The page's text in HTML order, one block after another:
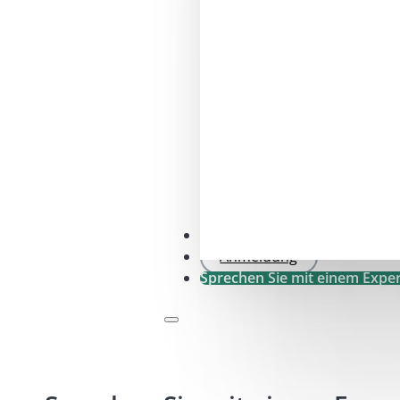
Anmeldung
Sprechen Sie mit einem